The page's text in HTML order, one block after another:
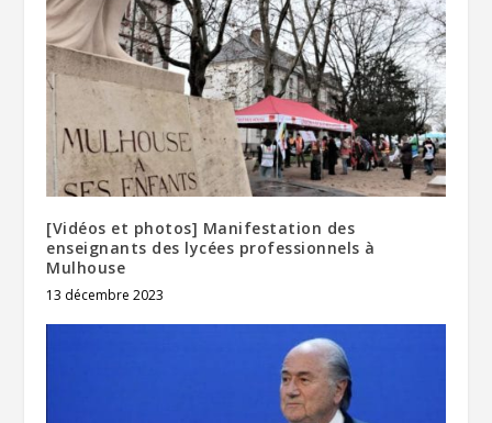
[Vidéos et photos] Manifestation des
enseignants des lycées professionnels à
Mulhouse
13 décembre 2023